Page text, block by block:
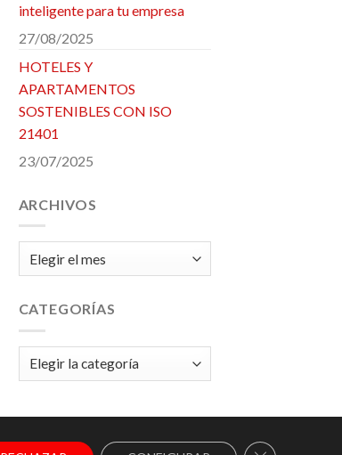
inteligente para tu empresa
27/08/2025
HOTELES Y
APARTAMENTOS
SOSTENIBLES CON ISO
21401
23/07/2025
ARCHIVOS
CATEGORÍAS
Categorías
CERRAR EL